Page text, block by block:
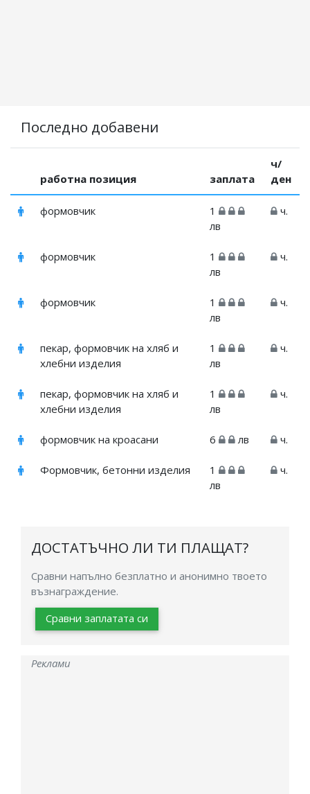
Последно добавени
работна позиция заплата
ч/
ден
формовчик
1
лв
ч.
формовчик
1
лв
ч.
формовчик
1
лв
ч.
пекар, формовчик на хляб и
хлебни изделия
1
лв
ч.
пекар, формовчик на хляб и
хлебни изделия
1
лв
ч.
формовчик на кроасани 6 лв ч.
Формовчик, бетонни изделия
1
лв
ч.
ДОСТАТЪЧНО ЛИ ТИ ПЛАЩАТ?
Сравни напълно безплатно и анонимно твоето
възнаграждение.
Сравни заплатата си
Реклами